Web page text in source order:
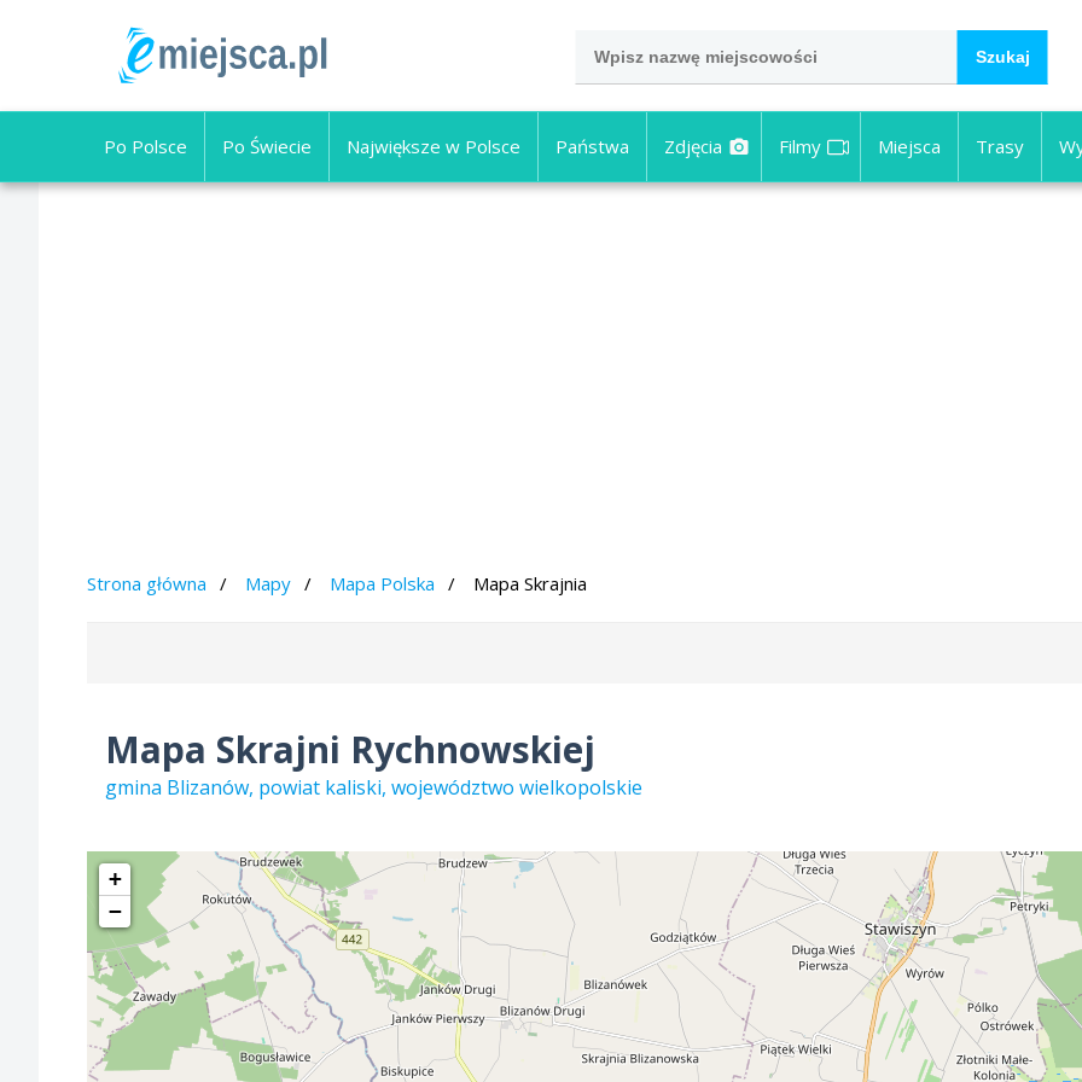
Po Polsce Po Świecie Największe w Polsce Państwa Zdjęcia Filmy Miejsca Trasy
Strona główna Mapy Mapa Polska Mapa Skrajnia
Mapa Skrajni Rychnowskiej
gmina Blizanów, powiat kaliski, województwo wielkopolskie
+
−